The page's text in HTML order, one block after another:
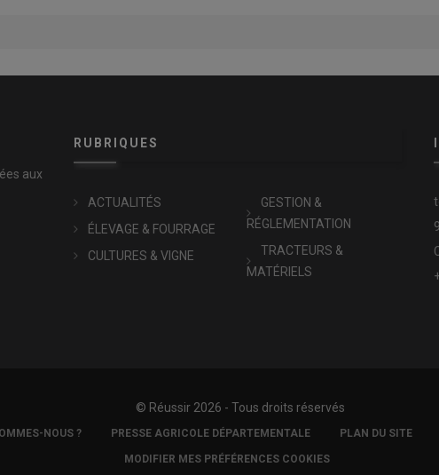
aux
RUBRIQUES
ACTUALITÉS
ÉLEVAGE & FOURRAGE
CULTURES & VIGNE
GESTION &
RÉGLEMENTATION
TRACTEURS &
MATÉRIELS
© Réussir 2026 - Tous droits réservés
NOUS ? PRESSE AGRICOLE DÉPARTEMENTALE PLAN DU SITE
MODIFIER MES PRÉFÉRENCES COOKIES